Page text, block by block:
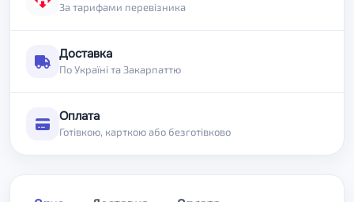
За тарифами перевізника
Доставка
По Україні та Закарпаттю
Оплата
Готівкою, карткою або безготівково